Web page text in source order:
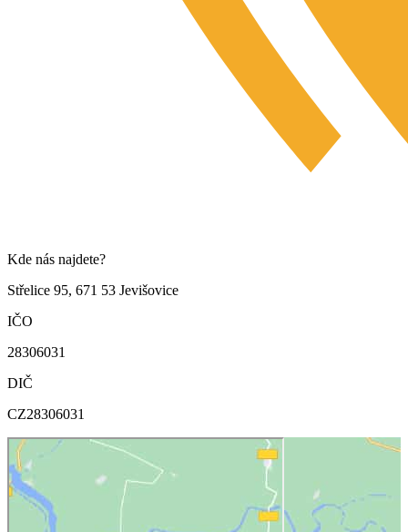
Kde nás najdete?
Střelice 95, 671 53 Jevišovice
IČO
28306031
DIČ
CZ28306031